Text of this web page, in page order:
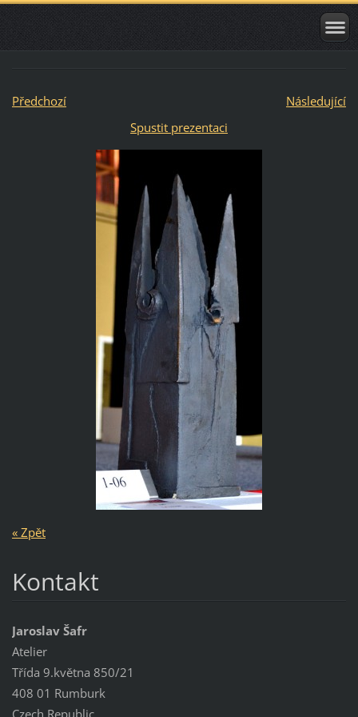
Předchozí
Následující
Spustit prezentaci
« Zpět
Kontakt
Jaroslav Šafr
Atelier
Třída 9.května 850/21
408 01 Rumburk
Czech Republic